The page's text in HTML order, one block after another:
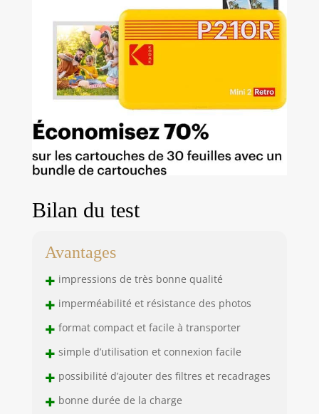
Bilan du test
Avantages
+ impressions de très bonne qualité
+ imperméabilité et résistance des photos
+ format compact et facile à transporter
+ simple d’utilisation et connexion facile
+ possibilité d’ajouter des filtres et recadrages
+ bonne durée de la charge